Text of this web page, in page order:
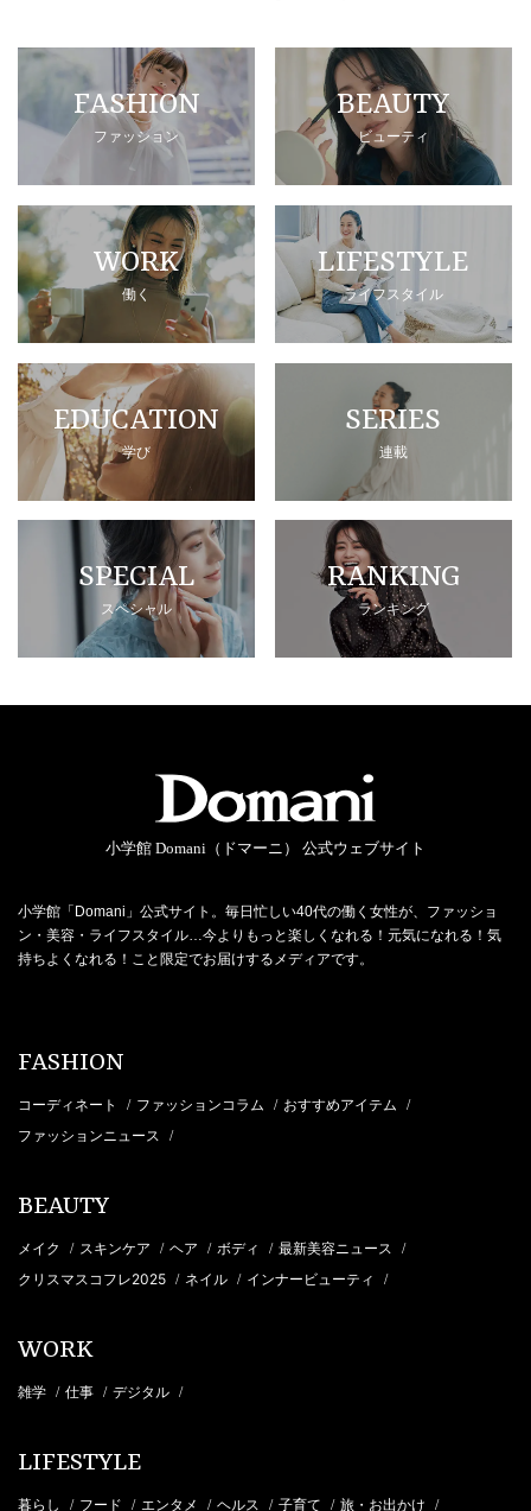
FASHION
ファッション
BEAUTY
ビューティ
WORK
働く
LIFESTYLE
ライフスタイル
EDUCATION
学び
SERIES
連載
SPECIAL
スペシャル
RANKING
ランキング
小学館 Domani（ドマーニ） 公式ウェブサイト
小学館「Domani」公式サイト。毎日忙しい40代の働く女性が、ファッショ
ン・美容・ライフスタイル…今よりもっと楽しくなれる！元気になれる！気
持ちよくなれる！こと限定でお届けするメディアです。
FASHION
コーディネート / ファッションコラム / おすすめアイテム /
ファッションニュース /
BEAUTY
メイク / スキンケア / ヘア / ボディ / 最新美容ニュース /
クリスマスコフレ2025 / ネイル / インナービューティ /
WORK
雑学 / 仕事 / デジタル /
LIFESTYLE
暮らし / フード / エンタメ / ヘルス / 子育て / 旅・お出かけ /